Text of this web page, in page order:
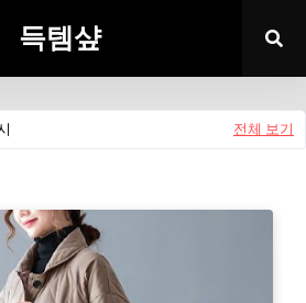
득템샾
전체 보기